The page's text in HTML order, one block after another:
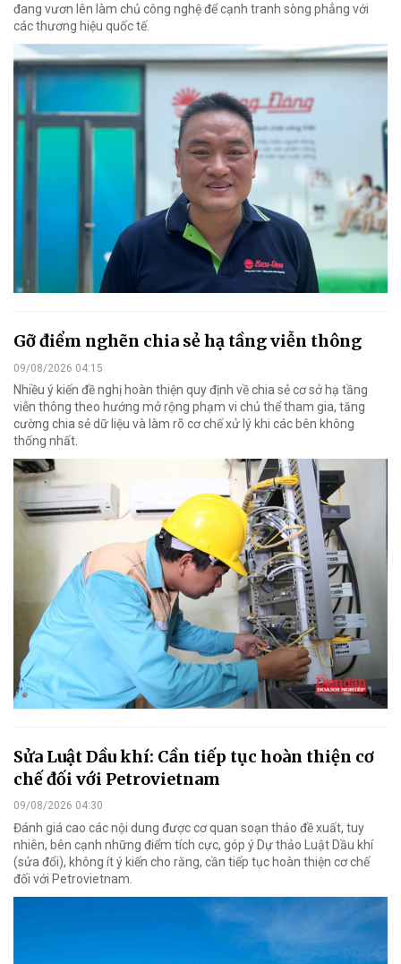
đang vươn lên làm chủ công nghệ để cạnh tranh sòng phẳng với
các thương hiệu quốc tế.
Gỡ điểm nghẽn chia sẻ hạ tầng viễn thông
09/08/2026 04:15
Nhiều ý kiến đề nghị hoàn thiện quy định về chia sẻ cơ sở hạ tầng
viễn thông theo hướng mở rộng phạm vi chủ thể tham gia, tăng
cường chia sẻ dữ liệu và làm rõ cơ chế xử lý khi các bên không
thống nhất.
Sửa Luật Dầu khí: Cần tiếp tục hoàn thiện cơ
chế đối với Petrovietnam
09/08/2026 04:30
Đánh giá cao các nội dung được cơ quan soạn thảo đề xuất, tuy
nhiên, bên cạnh những điểm tích cực, góp ý Dự thảo Luật Dầu khí
(sửa đổi), không ít ý kiến cho rằng, cần tiếp tục hoàn thiện cơ chế
đối với Petrovietnam.